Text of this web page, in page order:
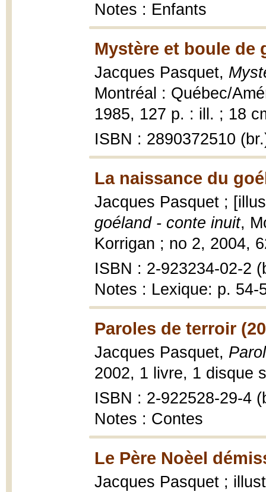
Notes : Enfants
Mystère et boule de
Jacques Pasquet,
Montréal : Québec/
1985, 127 p. : ill. ; 18
ISBN : 2890372510
La naissance du
Jacques Pasquet ;
goéland - conte inuit,
Korrigan ; no 2, 2004,
ISBN : 2-923234-02-2
Notes : Lexique: p. 54-
Paroles de terroir
Jacques Pasquet,
2002, 1 livre, 1 disque
ISBN : 2-922528-29-4
Notes : Contes
Le Père Noèel
Jacques Pasquet ;